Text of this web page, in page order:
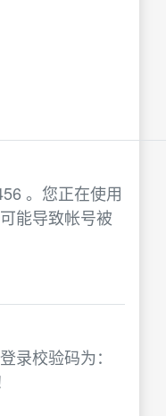
。您正在使用
能导致帐号被
录校验码为：